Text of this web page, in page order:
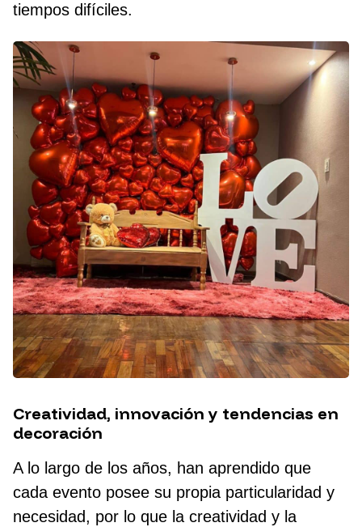
tiempos difíciles.
Creatividad, innovación y tendencias en
decoración
A lo largo de los años, han aprendido que
cada evento posee su propia particularidad y
necesidad, por lo que la creatividad y la